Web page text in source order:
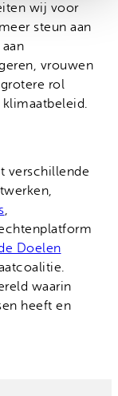
wij voor
steun aan
vrouwen
rol
verschillende
,
Doelen
waarin
heeft en